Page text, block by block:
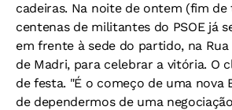
cadeiras. Na noite de ontem (fim de
centenas de militantes do PSOE já
em frente à sede do partido, na
de Madri, para celebrar a vitória. O
de festa. "É o começo de uma nova
de dependermos de uma